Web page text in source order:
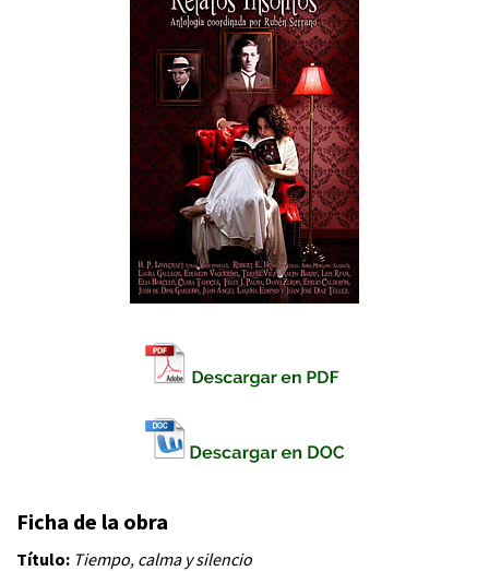
Ficha de la obra
Título: Tiempo, calma y silencio